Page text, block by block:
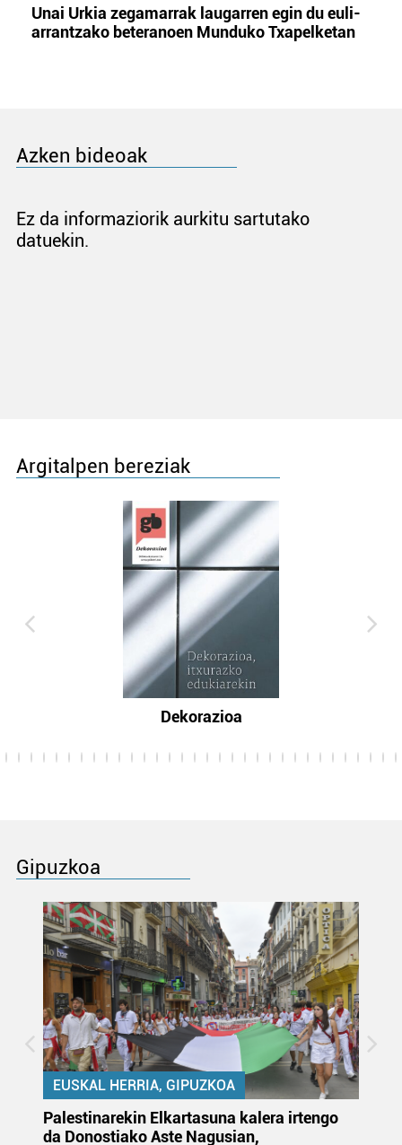
Unai Urkia zegamarrak laugarren egin du euli-
arrantzako beteranoen Munduko Txapelketan
Azken bideoak
Ez da informaziorik aurkitu sartutako
datuekin.
Argitalpen bereziak
Dekorazioa
Gipuzkoa
EUSKAL HERRIA, GIPUZKOA
Palestinarekin Elkartasuna kalera irtengo
da Donostiako Aste Nagusian,